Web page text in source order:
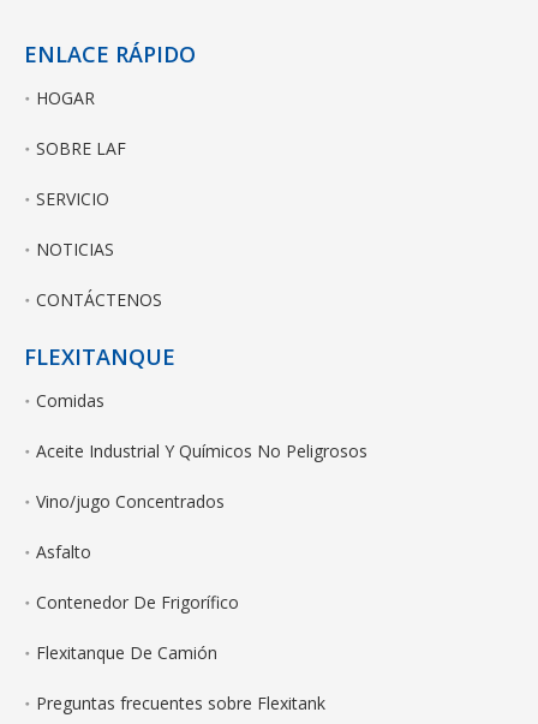
ENLACE RÁPIDO
HOGAR
SOBRE LAF
SERVICIO
NOTICIAS
CONTÁCTENOS
FLEXITANQUE
Comidas
Aceite Industrial Y Químicos No Peligrosos
Vino/jugo Concentrados
Asfalto
Contenedor De Frigorífico
Flexitanque De Camión
Preguntas frecuentes sobre Flexitank